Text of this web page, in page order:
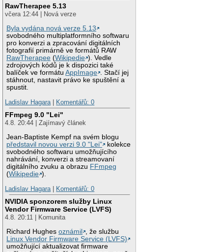
RawTherapee 5.13
včera 12:44 | Nová verze
Byla vydána nová verze 5.13
svobodného multiplatformního softwaru
pro konverzi a zpracování digitálních
fotografií primárně ve formátů RAW
RawTherapee (Wikipedie ). Vedle
zdrojových kódů je k dispozici také
balíček ve formátuAppImage . Stačí jej
stáhnout, nastavit právo ke spuštění a
spustit.
Ladislav Hagara
Komentářů: 0
FFmpeg 9.0 "Lei"
4.8. 20:44 | Zajímavý článek
Jean-Baptiste Kempf na svém blogu
představil novou verzi 9.0 "Lei"
kolekce
svobodného softwaru umožňujícího
nahrávání, konverzi a streamovaní
digitálního zvuku a obrazu FFmpeg
(Wikipedie ).
Ladislav Hagara
Komentářů: 0
NVIDIA sponzorem služby Linux
Vendor Firmware Service (LVFS)
4.8. 20:11 | Komunita
Richard Hughesoznámil
, že službu
Linux Vendor Firmware Service (LVFS)
umožňující aktualizovat firmware